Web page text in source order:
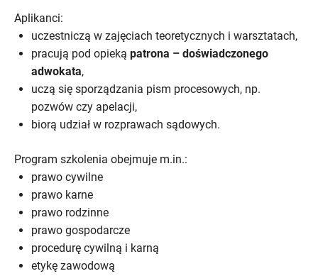
Aplikanci:
uczestniczą w zajęciach teoretycznych i warsztatach,
pracują pod opieką patrona – doświadczonego
adwokata,
uczą się sporządzania pism procesowych, np.
pozwów czy apelacji,
biorą udział w rozprawach sądowych.
Program szkolenia obejmuje m.in.:
prawo cywilne
prawo karne
prawo rodzinne
prawo gospodarcze
procedurę cywilną i karną
etykę zawodową